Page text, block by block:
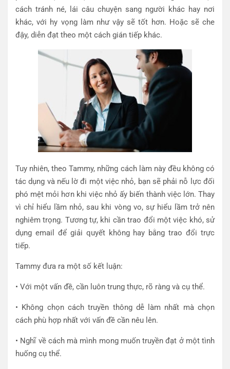
cách tránh né, lái câu chuyện sang người khác hay nơi
khác, với hy vọng làm như vậy sẽ tốt hơn. Hoặc sẽ che
đậy, diễn đạt theo một cách gián tiếp khác.
Tuy nhiên, theo Tammy, những cách làm này đều không có
tác dụng và nếu lờ đi một việc nhỏ, bạn sẽ phải nỗ lực đối
phó mệt mỏi hơn khi việc nhỏ ấy biến thành việc lớn. Thay
vì chỉ hiểu lầm nhỏ, sau khi vòng vo, sự hiểu lầm trở nên
nghiêm trọng. Tương tự, khi cần trao đổi một việc khó, sử
dụng email để giải quyết không hay bằng trao đổi trực
tiếp.
Tammy đưa ra một số kết luận:
• Với một vấn đề, cần luôn trung thực, rõ ràng và cụ thể.
• Không chọn cách truyền thông dễ làm nhất mà chọn
cách phù hợp nhất với vấn đề cần nêu lên.
• Nghĩ về cách mà mình mong muốn truyền đạt ở một tình
huống cụ thể.